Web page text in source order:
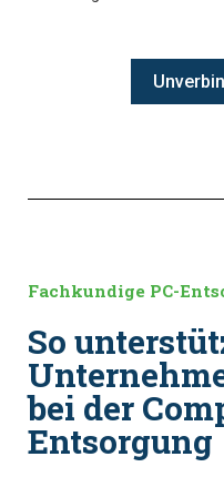
Fachkundige PC-
So
bei der
Entsorgung